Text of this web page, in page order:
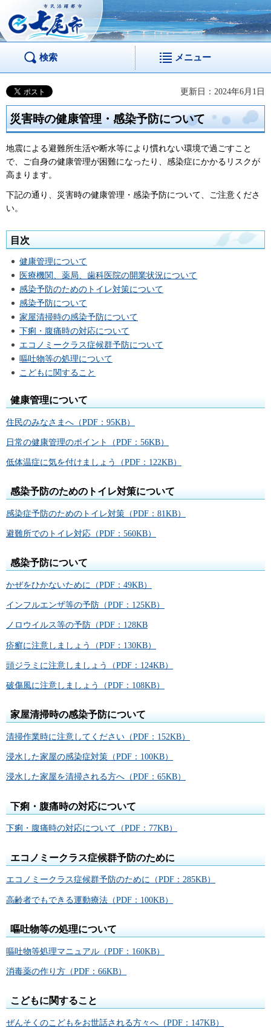
市民活躍都市 七尾
市
検索 メニュー
更新日：2024年6月1日
災害時の健康管理・感染予防について
地震による避難所生活や断水等により慣れない環境で過ごすこと
で、ご自身の健康管理が困難になったり、感染症にかかるリスクが
高まります。
下記の通り、災害時の健康管理・感染予防について、ご注意くださ
い。
目次
健康管理について
医療機関、薬局、歯科医院の開業状況について
感染予防のためのトイレ対策について
感染予防について
家屋清掃時の感染予防について
下痢・腹痛時の対応について
エコノミークラス症候群予防について
嘔吐物等の処理について
こどもに関すること
健康管理について
住民のみなさまへ（PDF：95KB）
日常の健康管理のポイント（PDF：56KB）
低体温症に気を付けましょう（PDF：122KB）
感染予防のためのトイレ対策について
感染症予防のためのトイレ対策（PDF：81KB）
避難所でのトイレ対応（PDF：560KB）
感染予防について
かぜをひかないために（PDF：49KB）
インフルエンザ等の予防（PDF：125KB）
ノロウイルス等の予防（PDF：128KB
疥癬に注意しましょう（PDF：130KB）
頭ジラミに注意しましょう（PDF：124KB）
破傷風に注意しましょう（PDF：108KB）
家屋清掃時の感染予防について
清掃作業時に注意してください（PDF：152KB）
浸水した家屋の感染症対策（PDF：100KB）
浸水した家屋を清掃される方へ（PDF：65KB）
下痢・腹痛時の対応について
下痢・腹痛時の対応について（PDF：77KB）
エコノミークラス症候群予防のために
エコノミークラス症候群予防のために（PDF：285KB）
高齢者でもできる運動療法（PDF：100KB）
嘔吐物等の処理について
嘔吐物等処理マニュアル（PDF：160KB）
消毒薬の作り方（PDF：66KB）
こどもに関すること
ぜんそくのこどもをお世話される方々へ（PDF：147KB）